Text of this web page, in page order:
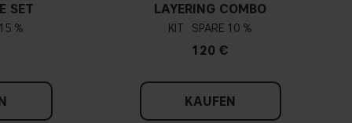
SET
%
LAYERING COMBO
KIT 10 %
120 €
KAUFEN